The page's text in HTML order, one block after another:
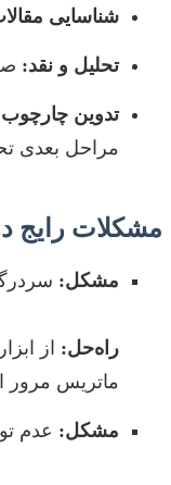
شناسایی
تحلیل و نقد:
تدوین
مراحل بعدی
مشکلات رایج
مشکل:
راه‌حل:
ماتریس مرور
مشکل: عدم